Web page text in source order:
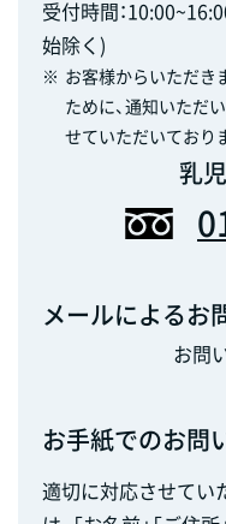
受付時間：
始除く)
※ お客様からいただき
ために、通知いただ
せていただいており
乳
メールによるお
お問
お手紙でのお問
適切に対応させてい